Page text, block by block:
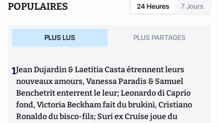
POPULAIRES 24 Heures 7 Jours
PLUS LUS PLUS PARTAGES
1Jean Dujardin & Laetitia Casta étrennent leurs
nouveaux amours, Vanessa Paradis & Samuel
Benchetrit enterrent le leur; Leonardo di Caprio
fond, Victoria Beckham fait du brukini, Cristiano
Ronaldo du bisco-fils; Suri ex Cruise joue du